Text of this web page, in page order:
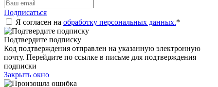
Подписаться
Я согласен на обработку персональных данных.*
Подтвердите подписку
Код подтверждения отправлен на указанную электронную
почту. Перейдите по ссылке в письме для подтверждения
подписки
Закрыть окно